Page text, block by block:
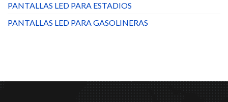
PANTALLAS LED PARA ESTADIOS
PANTALLAS LED PARA GASOLINERAS